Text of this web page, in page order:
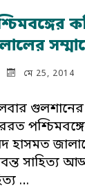
মে 25, 2014
হাসমত
সাহিত্য
…